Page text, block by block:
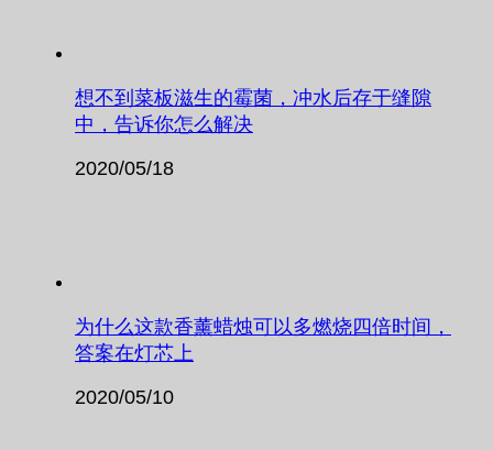
想不到菜板滋生的霉菌，冲水后存于缝隙
中，告诉你怎么解决
2020/05/18
为什么这款香薰蜡烛可以多燃烧四倍时间，
答案在灯芯上
2020/05/10